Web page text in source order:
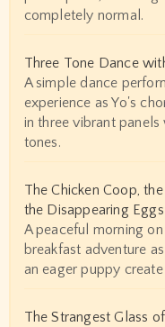
completely normal.
Three Tone Dance
A simple dance
experience as Yo's
in three vibrant
tones.
The Chicken Coop,
the Disappearing Eggs
A peaceful morning
breakfast adventure
an eager puppy
The Strangest Glass